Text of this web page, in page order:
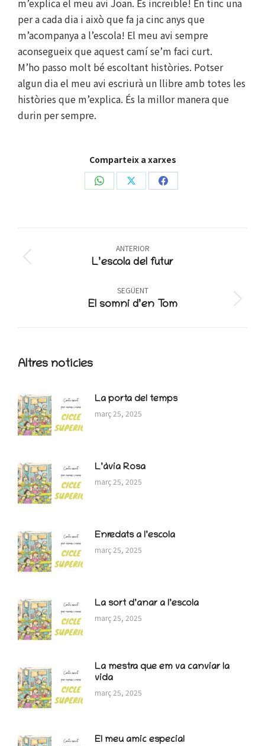
m’explica el meu avi Joan. És increïble! En tinc una
per a cada dia i això que fa ja cinc anys que
m’acompanya a l’escola! El meu avi sempre
aconsegueix que aquest camí se’m faci curt.
M’ho passo molt bé escoltant històries. Potser
algun dia el meu avi escriurà un llibre amb totes les
històries que m’explica. És la millor manera que
durin per sempre.
Comparteix a xarxes
Share Share Share
navigation
ANTERIOR
Previous
L’escola del futur
SEGÜENT
Next
El somni d’en Tom
Altres notícies
La porta del temps
març 25, 2025
L’àvia Rosa
març 25, 2025
Enredats a l’escola
març 25, 2025
La sort d’anar a l’escola
març 25, 2025
La mestra que em va canviar la
vida
març 25, 2025
El meu amic especial